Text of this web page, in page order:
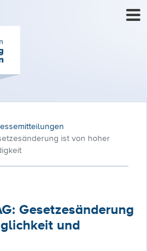
ist von hoher
Gesetzesänderung
und